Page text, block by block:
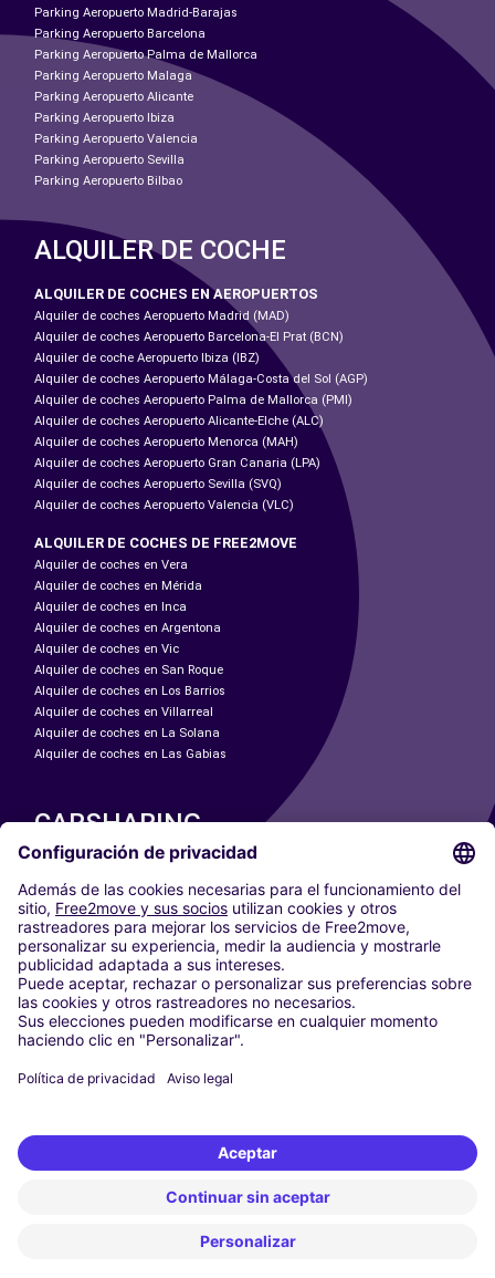
Parking Aeropuerto Madrid-Barajas
Parking Aeropuerto Barcelona
Parking Aeropuerto Palma de Mallorca
Parking Aeropuerto Malaga
Parking Aeropuerto Alicante
Parking Aeropuerto Ibiza
Parking Aeropuerto Valencia
Parking Aeropuerto Sevilla
Parking Aeropuerto Bilbao
ALQUILER DE COCHE
ALQUILER DE COCHES EN AEROPUERTOS
Alquiler de coches Aeropuerto Madrid (MAD)
Alquiler de coches Aeropuerto Barcelona-El Prat (BCN)
Alquiler de coche Aeropuerto Ibiza (IBZ)
Alquiler de coches Aeropuerto Málaga-Costa del Sol (AGP)
Alquiler de coches Aeropuerto Palma de Mallorca (PMI)
Alquiler de coches Aeropuerto Alicante-Elche (ALC)
Alquiler de coches Aeropuerto Menorca (MAH)
Alquiler de coches Aeropuerto Gran Canaria (LPA)
Alquiler de coches Aeropuerto Sevilla (SVQ)
Alquiler de coches Aeropuerto Valencia (VLC)
ALQUILER DE COCHES DE FREE2MOVE
Alquiler de coches en Vera
Alquiler de coches en Mérida
Alquiler de coches en Inca
Alquiler de coches en Argentona
Alquiler de coches en Vic
Alquiler de coches en San Roque
Alquiler de coches en Los Barrios
Alquiler de coches en Villarreal
Alquiler de coches en La Solana
Alquiler de coches en Las Gabias
CARSHARING
NUESTRAS CIUDADES
Paris
Madrid
Washington DC
Milán
Roma
Turín
Viena
Berlín
Düsseldorf